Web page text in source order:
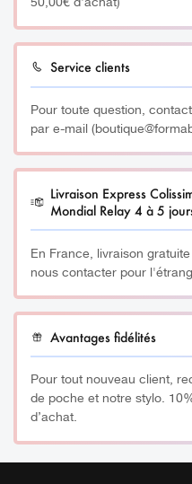
Par sa richesse en acides
pouvoir pénétrant
à sa texture légère.
Quantité
: 50ml
Huile pour peaux
Teint terne /
100% naturelle et
Certifiée commerce
Notée 100/100 sur Yuka
La pipette permet un
Parfait pour une
sur le visage, ou pour
maison.
__________
– Vitamine A : apaise et
– Vitamine E : propriétés
douceur, éclat et jeunesse.
Service clients
Pour toute question,
par e-mail
Livraison Express
Mondial Relay 4 à 5
En France, livraison
nous contacter pour
Avantages fidélités
Pour tout nouveau client,
de poche et notre stylo.
d’achat.